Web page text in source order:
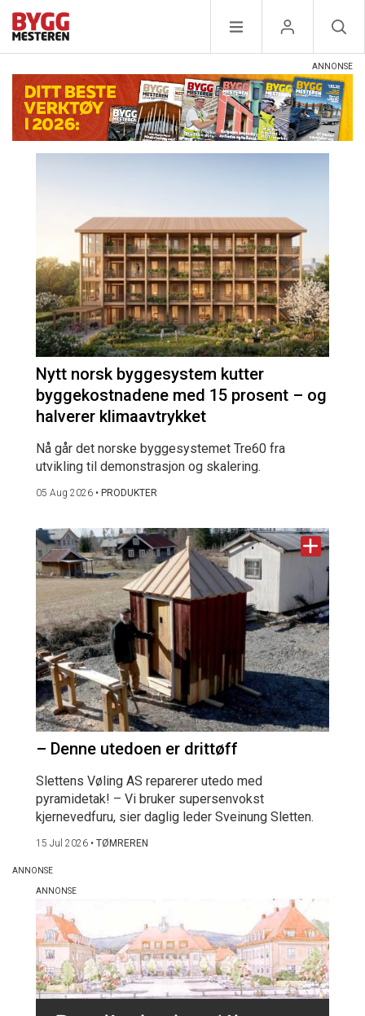
Nytt norsk byggesystem kutter
byggekostnadene med 15 prosent – og
halverer klimaavtrykket
Nå går det norske byggesystemet Tre60 fra
utvikling til demonstrasjon og skalering.
05 Aug 2026 • PRODUKTER
– Denne utedoen er drittøff
Slettens Vøling AS reparerer utedo med
pyramidetak! – Vi bruker supersenvokst
kjernevedfuru, sier daglig leder Sveinung Sletten.
15 Jul 2026 • TØMREREN